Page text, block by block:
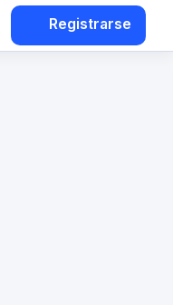
Registrarse